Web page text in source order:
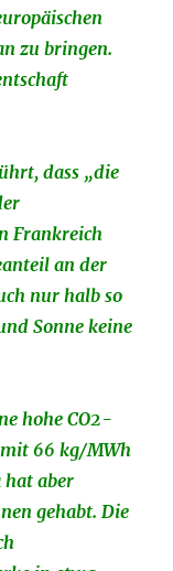
zu bringen.
dass „die
Frankreich
an der
nur halb so
Sonne keine
hohe CO2-
66 kg/MWh
hat aber
gehabt. Die